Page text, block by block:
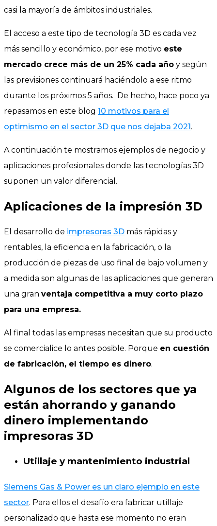
casi la mayoría de ámbitos industriales.
El acceso a este tipo de tecnología 3D es cada vez
más sencillo y económico, por ese motivo este
mercado crece más de un 25% cada año y según
las previsiones continuará haciéndolo a ese ritmo
durante los próximos 5 años. De hecho, hace poco ya
repasamos en este blog 10 motivos para el
optimismo en el sector 3D que nos dejaba 2021 .
A continuación te mostramos ejemplos de negocio y
aplicaciones profesionales donde las tecnologías 3D
suponen un valor diferencial.
Aplicaciones de la impresión 3D
El desarrollo de impresoras 3D más rápidas y
rentables, la eficiencia en la fabricación, o la
producción de piezas de uso final de bajo volumen y
a medida son algunas de las aplicaciones que generan
una gran ventaja competitiva a muy corto plazo
para una empresa.
Al final todas las empresas necesitan que su producto
se comercialice lo antes posible. Porque en cuestión
de fabricación, el tiempo es dinero.
Algunos de los sectores que ya
están ahorrando y ganando
dinero implementando
impresoras 3D
Utillaje y mantenimiento industrial
Siemens Gas & Power es un claro ejemplo en este
sector. Para ellos el desafío era fabricar utillaje
personalizado que hasta ese momento no eran